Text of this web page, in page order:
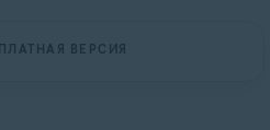
ПЛАТНАЯ ВЕРСИЯ